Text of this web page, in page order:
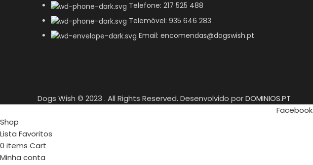
Telefone: 217 525 488
Telemóvel: 935 646 283
Email: encomendas@dogswish.pt
Dogs Wish © 2023 . All Rights Reserved. Desenvolvido porDOMINIOS.PT
Facebook
Shop
Lista Favoritos
0 items Cart
Minha conta